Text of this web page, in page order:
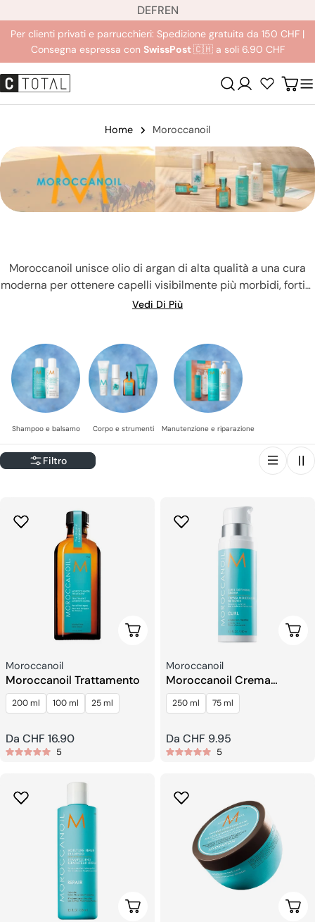
contenuto
i
g
u
a
DE EN
FR
Per clienti privati e parrucchieri: Spedizione gratuita da 150 CHF |
Consegna espressa con SwissPost🇨🇭 a soli 6.90 CHF
Login
Home Moroccanoil
Moroccanoil unisce olio di argan di alta qualità a una cura
moderna per ottenere capelli visibilmente più morbidi, forti e
luminosi. Scopri soluzioni professionali contro la secchezza, il
Vedi Di Più
Shampoo e balsamo Corpo e strumenti Manutenzione e riparazione
Filtro
Scegli Le Opzioni
Venditore:
Moroccanoil
Moroccanoil Trattamento
200 ml 100 ml 25 ml
Prezzo
regolare
Da CHF 16.90
5
Venditore:
Moroccanoil
Moroccanoil Crema
Moldeadora De Rizos
250 ml 75 ml
Prezzo
regolare
Da CHF 9.95
5
Scegli Le Opzioni